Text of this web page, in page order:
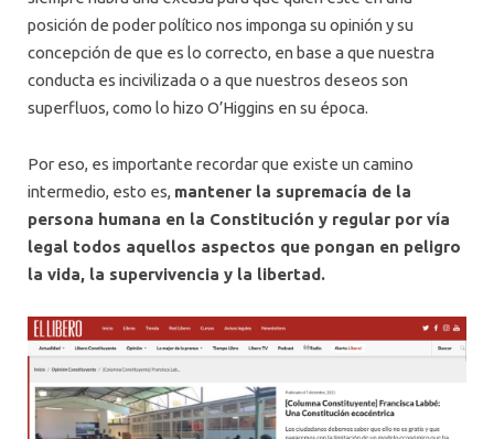
posición de poder político nos imponga su opinión y su
concepción de que es lo correcto, en base a que nuestra
conducta es incivilizada o a que nuestros deseos son
superfluos, como lo hizo O’Higgins en su época.
Por eso, es importante recordar que existe un camino
intermedio, esto es, mantener la supremacía de la
persona humana en la Constitución y regular por vía
legal todos aquellos aspectos que pongan en peligro
la vida, la supervivencia y la libertad.